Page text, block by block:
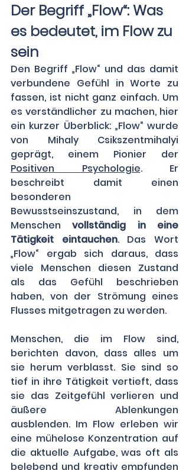
Der Begriff „Flow“: Was
es bedeutet, im Flow zu
sein
Den Begriff „Flow“ und das damit
verbundene Gefühl in Worte zu
fassen, ist nicht ganz einfach. Um
es verständlicher zu machen, hier
ein kurzer Überblick: „Flow“ wurde
von Mihaly Csikszentmihalyi
Positiven Psychologie. Er
beschreibt damit einen
besonderen
Bewusstseinszustand, in dem
Menschen vollständig in eine
Tätigkeit eintauchen. Das Wort
„Flow“ ergab sich daraus, dass
viele Menschen diesen Zustand
als das Gefühl beschrieben
haben, von der Strömung eines
Flusses mitgetragen zu werden.
Menschen, die im Flow sind,
berichten davon, dass alles um
sie herum verblasst. Sie sind so
tief in ihre Tätigkeit vertieft, dass
sie das Zeitgefühl verlieren und
äußere Ablenkungen
ausblenden. Im Flow erleben wir
eine mühelose Konzentration auf
die aktuelle Aufgabe, was oft als
belebend und kreativ empfunden